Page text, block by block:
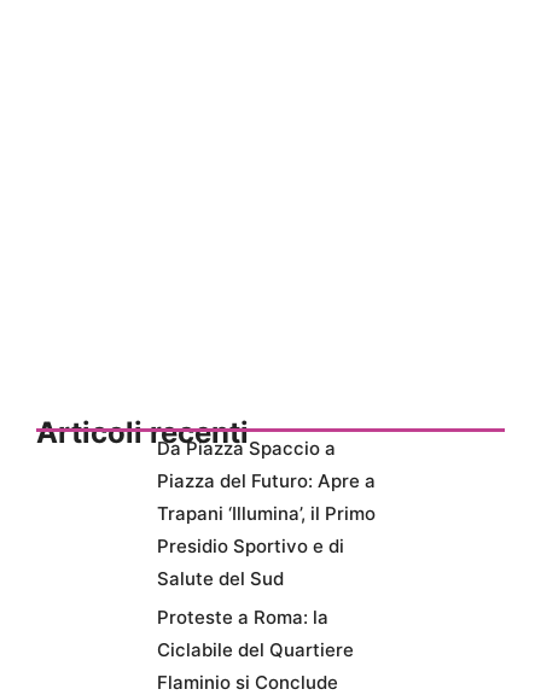
Articoli recentiDa Piazza Spaccio a
Piazza del Futuro: Apre a
Trapani ‘Illumina’, il Primo
Presidio Sportivo e di
Salute del Sud
Proteste a Roma: la
Ciclabile del Quartiere
Flaminio si Conclude